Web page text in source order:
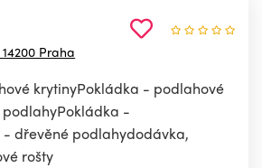
Praha
krytinyPokládka - podlahové
-
dřevěné podlahydodávka,
rošty